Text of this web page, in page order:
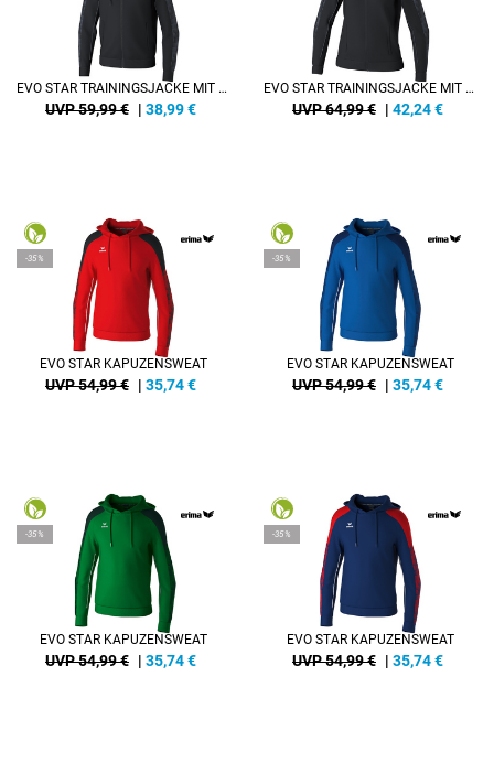
EVO STAR TRAININGSJACKE MIT KAPUZE
UVP 59,99 € | 38,99€
EVO STAR TRAININGSJACKE MIT KAPUZE DAMEN
UVP 64,99 € | 42,24€
-35%
EVO STAR KAPUZENSWEAT
UVP 54,99 € | 35,74€
-35%
EVO STAR KAPUZENSWEAT
UVP 54,99 € | 35,74€
-35%
EVO STAR KAPUZENSWEAT
UVP 54,99 € | 35,74€
-35%
EVO STAR KAPUZENSWEAT
UVP 54,99 € | 35,74€